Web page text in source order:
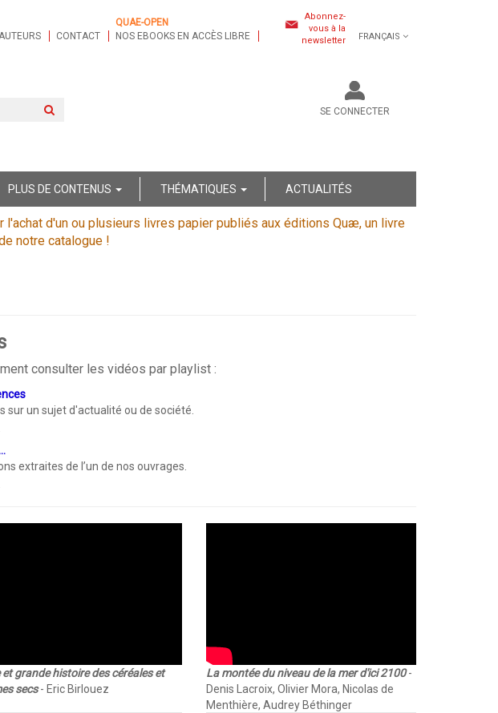
CONTACT
QUAE-OPEN
NOS EBOOKS EN ACCÈS LIBRE
Abonnez-
vous à la
newsletter
FRANÇAIS
SE CONNECTER
PLUS DE CONTENUS THÉMATIQUES ACTUALITÉS
l'achat d'un ou plusieurs livres papier publiés aux éditions Quæ, un livre
notre catalogue !
consulter les vidéos par playlist :
un sujet d'actualité ou de société.
extraites de l’un de nos ouvrages.
et grande histoire des céréales et
secs- Eric Birlouez
La montée du niveau de la mer d'ici 2100-
Denis Lacroix, Olivier Mora, Nicolas de
Menthière, Audrey Béthinger